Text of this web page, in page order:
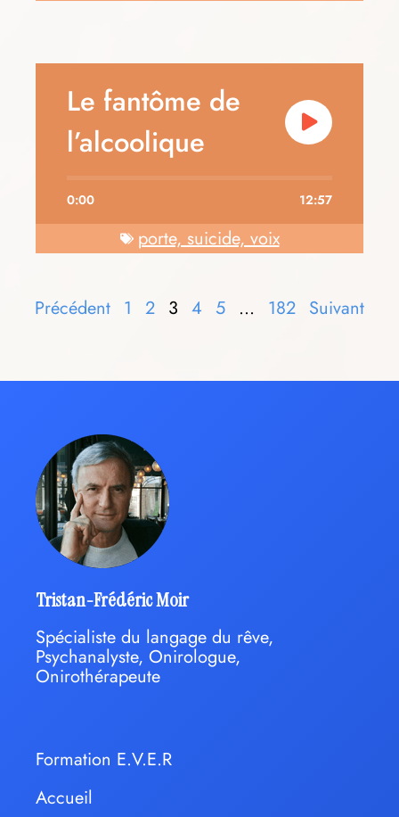
Le fantôme de
l’alcoolique
0:00 12:57
porte, suicide, voix
Précédent 1 2 3 4 5 … 182 Suivant
Tristan-Frédéric Moir
Spécialiste du langage du rêve,
Psychanalyste, Onirologue,
Onirothérapeute
Formation E.V.E.R
Accueil